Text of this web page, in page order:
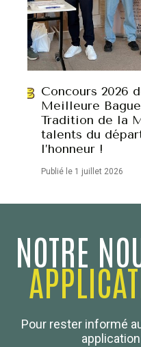
Concours 2026
Meilleure
Tradition de la
talents du
l’honneur !
Publié le 1 juillet 2026
NOTRE
Pour rester informé
Boulanger de France